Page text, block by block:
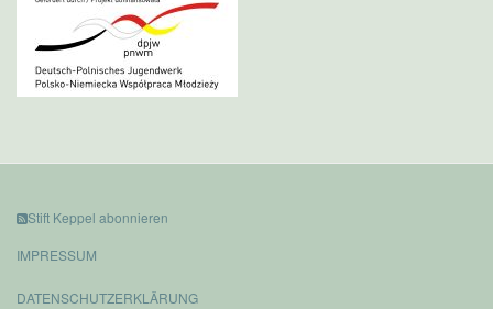
Stift Keppel abonnieren
IMPRESSUM
DATENSCHUTZERKLÄRUNG